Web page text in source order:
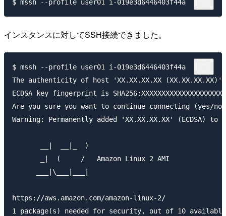
インスタンスに対してSSH接続できました。
$ mssh --profile user01 i-019e3d6446403f44a
The authenticity of host 'XX.XX.XX.XX
ECDSA key fingerprint is
Are you sure you want to continue connecting (yes/
Warning: Permanently added 'XX.XX.XX.XX' (ECDSA)
       __|  __|_  )
       _|  (     /   Amazon Linux 2 AMI
      ___|\___|___|
https://aws.amazon.com/amazon-linux-2/
1 package(s) needed for security, out of 10 available